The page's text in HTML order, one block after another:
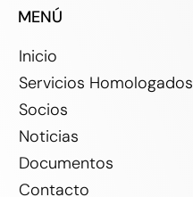
MENÚ
Inicio
Servicios Homologados
Socios
Noticias
Documentos
Contacto